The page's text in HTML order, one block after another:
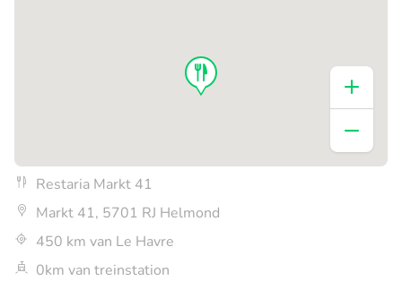
Restaria Markt 41
Markt 41, 5701 RJ Helmond
450 km van Le Havre
0km van treinstation